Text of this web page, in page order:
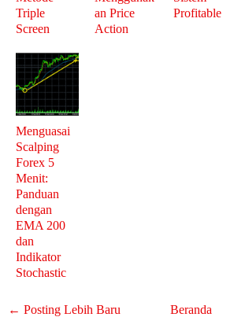
Triple
Screen
an Price
Action
Profitable
Menguasai
Scalping
Forex 5
Menit:
Panduan
dengan
EMA 200
dan
Indikator
Stochastic
← Posting Lebih Baru Beranda